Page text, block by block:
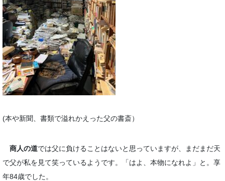
(本や新聞、書類で溢れかえった父の書斎）
商人の道では父に負けることはないと思っていますが、まだまだ天
で父が私を見て笑っているようです。「はよ、本物になれよ」と。享
年84歳でした。